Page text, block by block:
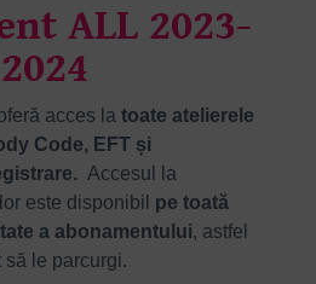
ALL 2023-
2024
acces la toate atelierele
Code, EFT și
Accesul la
este disponibil pe toată
a abonamentului, astfel
le parcurgi.